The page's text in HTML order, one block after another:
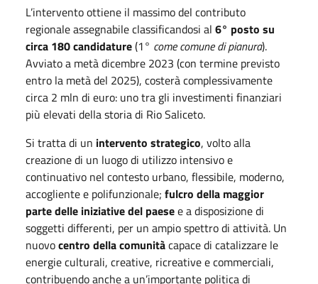
L’intervento ottiene il massimo del contributo
regionale assegnabile classificandosi al 6° posto su
circa 180 candidature(1° come comune di pianura).
Avviato a metà dicembre 2023 (con termine previsto
entro la metà del 2025), costerà complessivamente
circa 2 mln di euro: uno tra gli investimenti finanziari
più elevati della storia di Rio Saliceto.
Si tratta di un intervento strategico, volto alla
creazione di un luogo di utilizzo intensivo e
continuativo nel contesto urbano, flessibile, moderno,
accogliente e polifunzionale; fulcro della maggior
parte delle iniziative del paesee a disposizione di
soggetti differenti, per un ampio spettro di attività. Un
nuovocentro della comunitàcapace di catalizzare le
energie culturali, creative, ricreative e commerciali,
contribuendo anche a un’importante politica di